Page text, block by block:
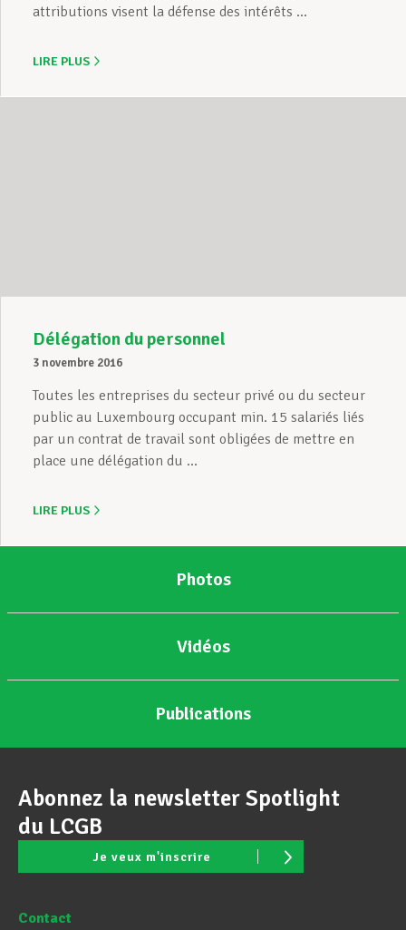
attributions visent la défense des intérêts ...
LIRE PLUS
Délégation du personnel
3 novembre 2016
Toutes les entreprises du secteur privé ou du secteur
public au Luxembourg occupant min. 15 salariés liés
par un contrat de travail sont obligées de mettre en
place une délégation du ...
LIRE PLUS
Photos
Vidéos
Publications
Abonnez la newsletter Spotlight
du LCGB
Je veux m'inscrire
Contact